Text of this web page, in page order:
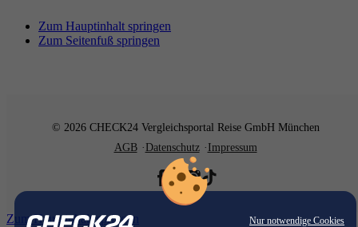
Nur notwendige Cookies
Zum Hauptinhalt springen
Zum Seitenfuß springen
© 2026 CHECK24 Vergleichsportal Reise GmbH München
AGB
Datenschutz Impressum
Zum Hauptinhalt springen